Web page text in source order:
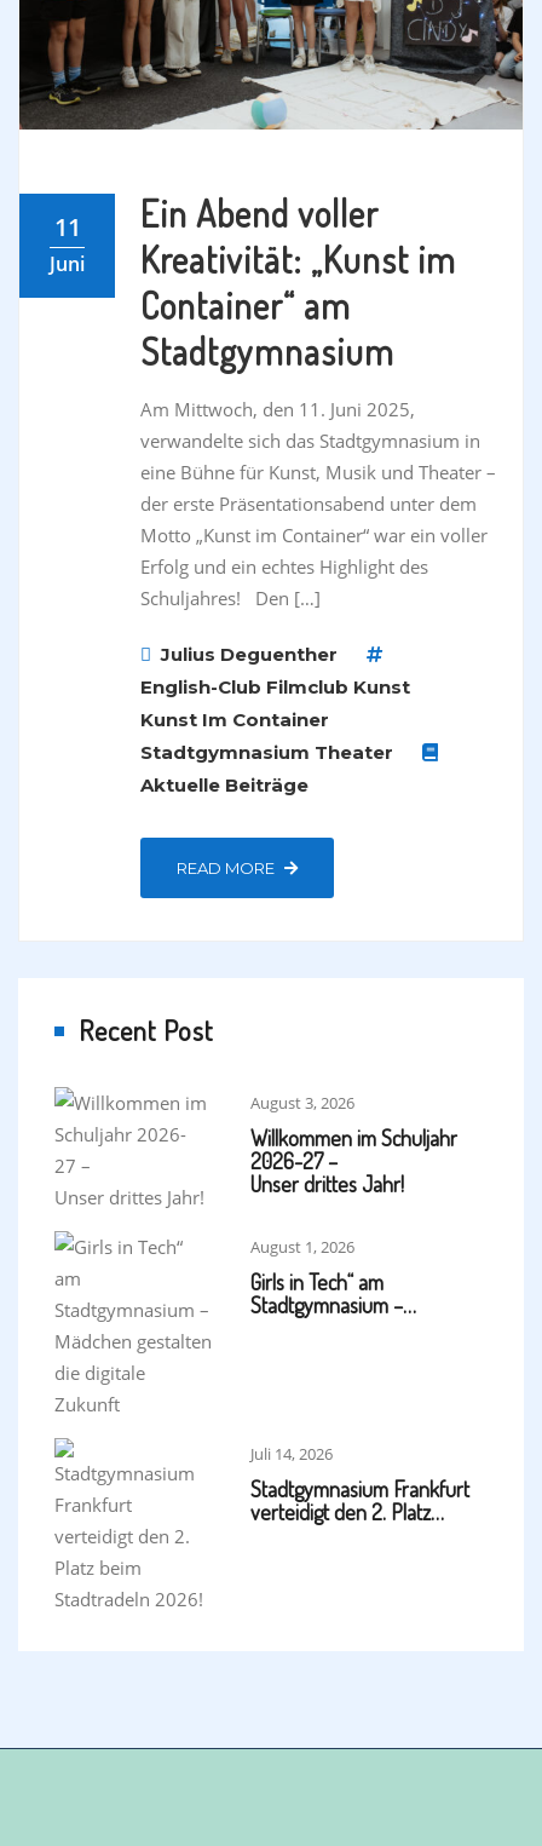
11
Juni
Ein Abend voller
Kreativität: „Kunst im
Container“ am
Stadtgymnasium
Am Mittwoch, den 11. Juni 2025,
verwandelte sich das Stadtgymnasium in
eine Bühne für Kunst, Musik und Theater –
der erste Präsentationsabend unter dem
Motto „Kunst im Container“ war ein voller
Erfolg und ein echtes Highlight des
Schuljahres! Den […]
Julius Deguenther
English-Club Filmclub Kunst
Kunst Im Container
Stadtgymnasium Theater
Aktuelle Beiträge
READ MORE
Recent Post
August 3, 2026
Willkommen im Schuljahr
2026-27 –
Unser drittes Jahr!
August 1, 2026
Girls in Tech“ am
Stadtgymnasium –…
Juli 14, 2026
Stadtgymnasium Frankfurt
verteidigt den 2. Platz…